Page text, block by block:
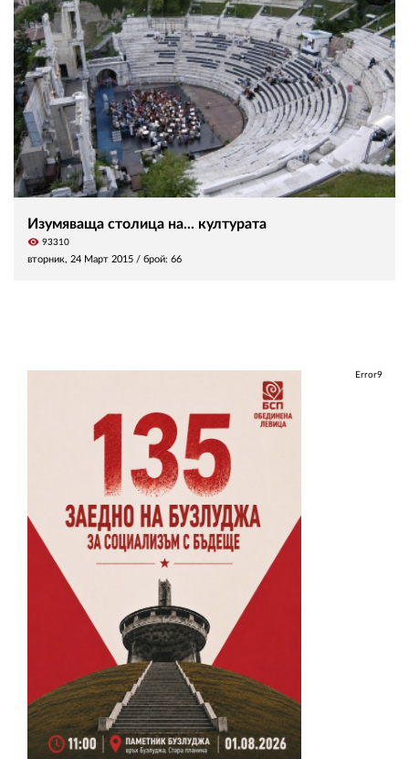
Изумяваща столица на... културата
visibility 93310
вторник, 24 Март 2015 / брой: 66
Error9